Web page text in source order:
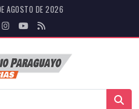
AGOSTO DE 2026